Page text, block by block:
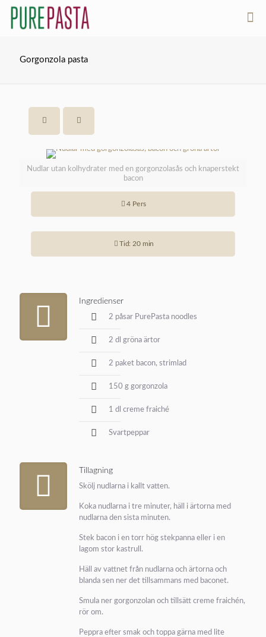
Gorgonzola pasta
Nudlar utan kolhydrater med en gorgonzolasås och knaperstekt
bacon
4 Pers
Tid: 20 min
Ingredienser
2 påsar PurePasta noodles
2 dl gröna ärtor
2 paket bacon, strimlad
150 g gorgonzola
1 dl creme fraiché
Svartpeppar
Tillagning
Skölj nudlarna i kallt vatten.
Koka nudlarna i tre minuter, häll i ärtorna med
nudlarna den sista minuten.
Stek bacon i en torr hög stekpanna eller i en
lagom stor kastrull.
Häll av vattnet från nudlarna och ärtorna och
blanda sen ner det tillsammans med baconet.
Smula ner gorgonzolan och tillsätt creme fraichén,
rör om.
Peppra efter smak och toppa gärna med lite